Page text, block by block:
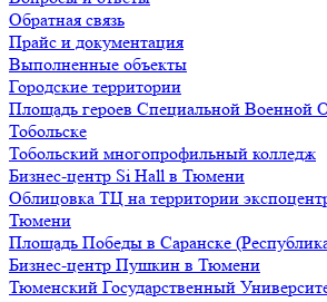
Обратная связь
Прайс и документация
Выполненные объекты
Городские территории
Площадь героев Специальной Военной
Тобольске
Тобольский многопрофильный колледж
Бизнес-центр Si Hall в Тюмени
Облицовка ТЦ на территории
Тюмени
Площадь Победы в Саранске
Бизнес-центр Пушкин в Тюмени
Тюменский Государственный